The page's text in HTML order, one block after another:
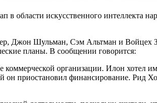
в области искусственного интеллекта
Джон Шульман, Сэм Альтман и Войцех
планы. В сообщении говорится:
организации. Илон хотел
он приостановил финансирование. Рид